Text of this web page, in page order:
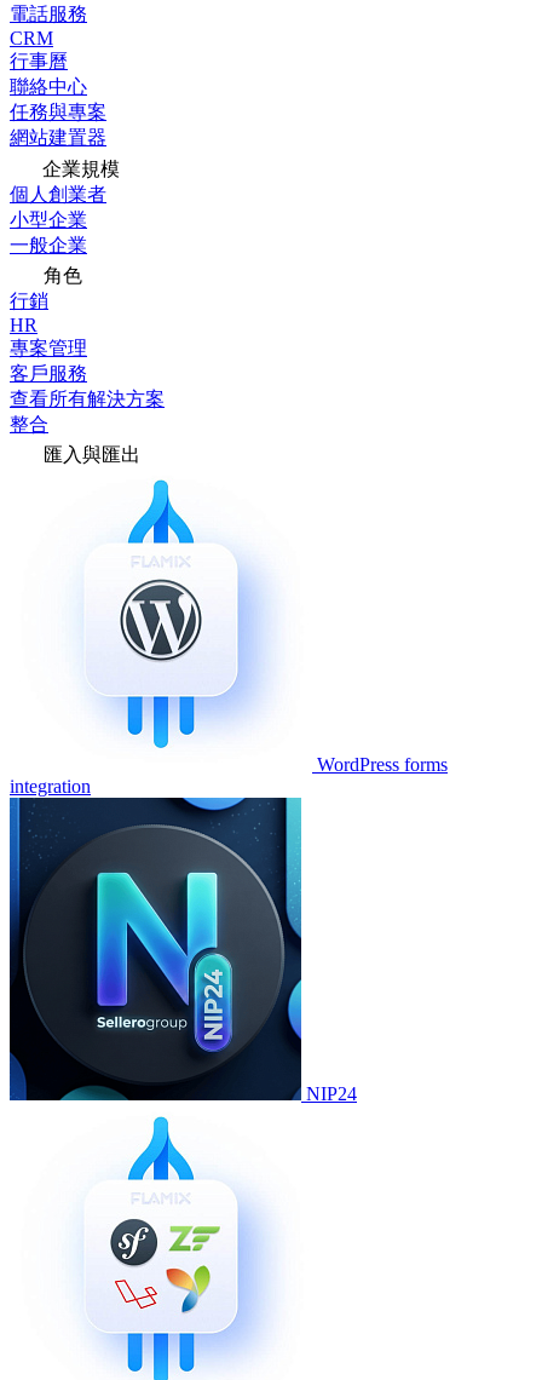
電話服務
CRM
行事曆
聯絡中心
任務與專案
網站建置器
企業規模
個人創業者
小型企業
一般企業
角色
行銷
HR
專案管理
客戶服務
查看所有解決方案
整合
匯入與匯出
WordPress forms
integration
NIP24